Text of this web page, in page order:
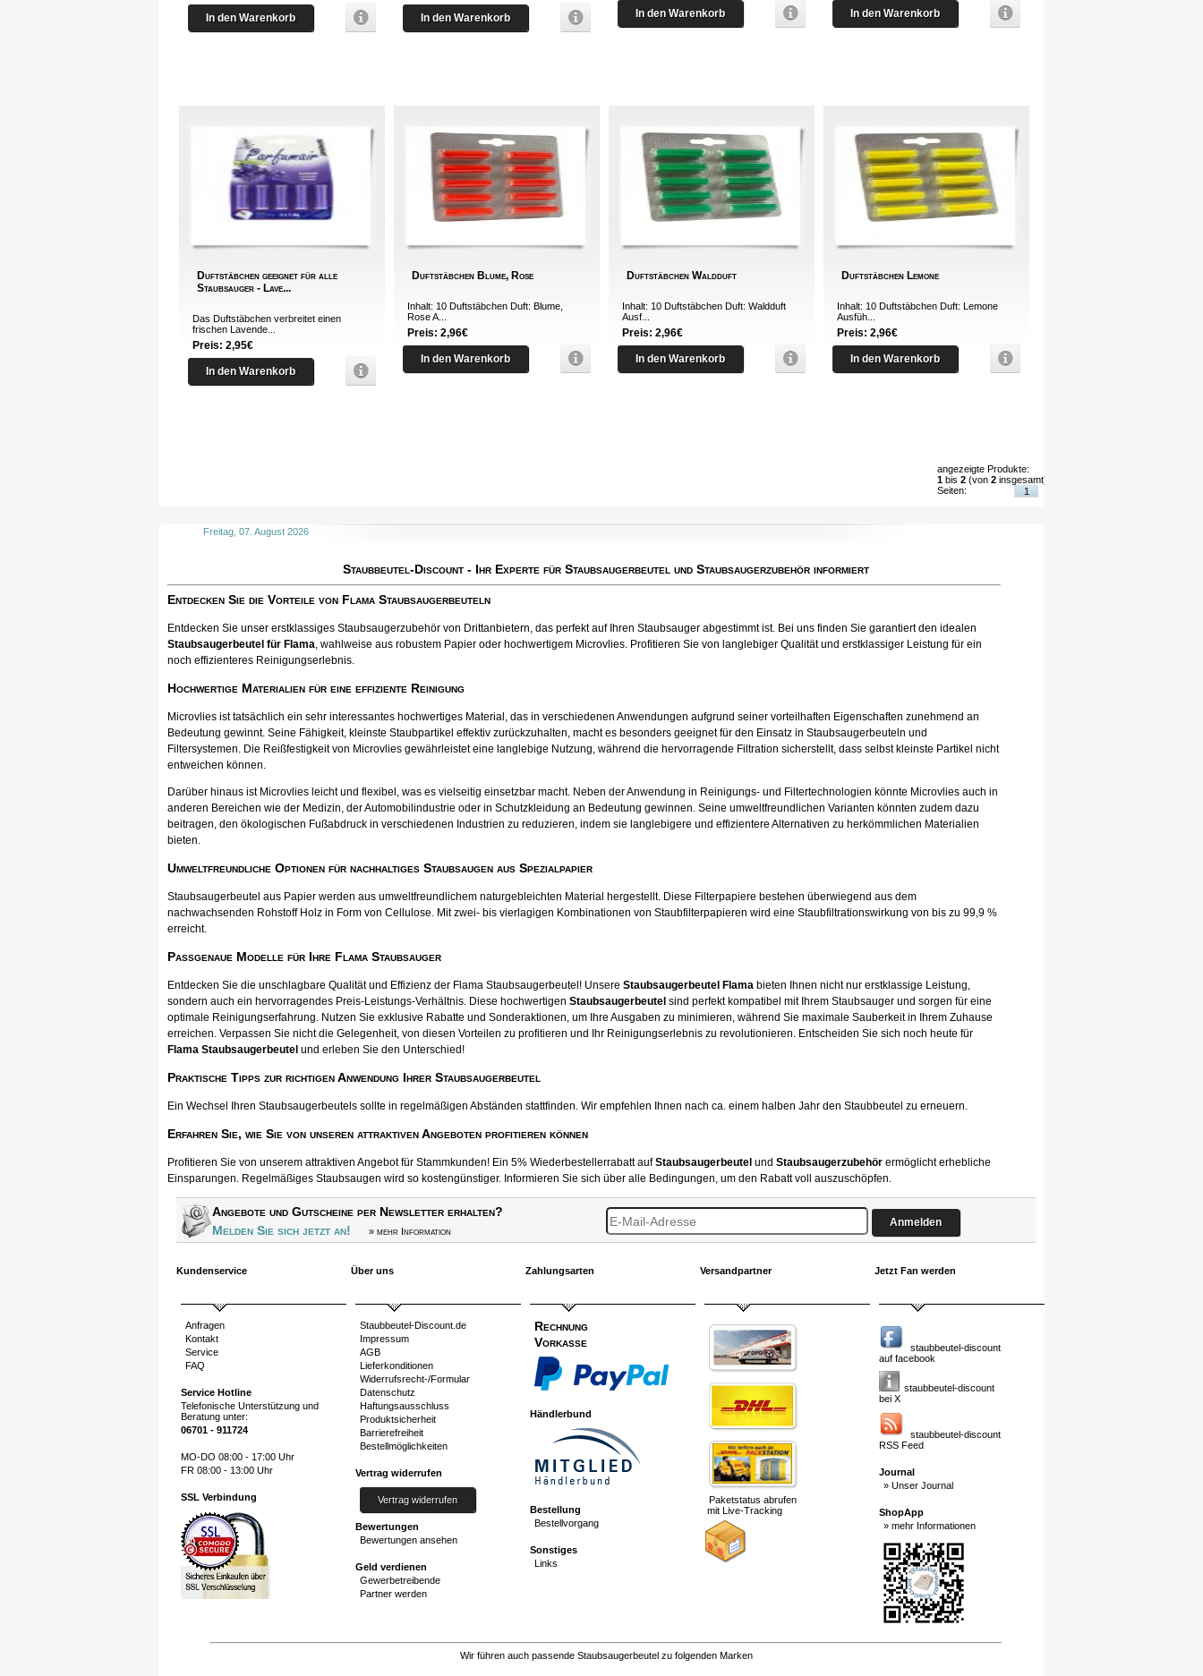
In den Warenkorb In den Warenkorb In den Warenkorb In den Warenkorb
Duftstäbchen geeignet für alle
Staubsauger - Lave...
Das Duftstäbchen verbreitet einen
frischen Lavende...
Preis: 2,95€
In den Warenkorb
Duftstäbchen Blume, Rose
Inhalt: 10 Duftstäbchen Duft: Blume,
Rose A...
Preis: 2,96€
In den Warenkorb
Duftstäbchen Waldduft
Inhalt: 10 Duftstäbchen Duft: Waldduft
Ausf...
Preis: 2,96€
In den Warenkorb
Duftstäbchen Lemone
Inhalt: 10 Duftstäbchen Duft: Lemone
Ausfüh...
Preis: 2,96€
In den Warenkorb
angezeigte Produkte:
1 bis 2 (von 2 insgesamt)
Seiten:
1
Freitag, 07. August 2026
Staubbeutel-Discount - Ihr Experte für Staubsaugerbeutel und Staubsaugerzubehör informiert
Entdecken Sie die Vorteile von Flama Staubsaugerbeuteln
Entdecken Sie unser erstklassiges Staubsaugerzubehör von Drittanbietern, das perfekt auf Ihren Staubsauger abgestimmt ist. Bei uns finden Sie garantiert den idealen
Staubsaugerbeutel für Flama, wahlweise aus robustem Papier oder hochwertigem Microvlies. Profitieren Sie von langlebiger Qualität und erstklassiger Leistung für ein
noch effizienteres Reinigungserlebnis.
Hochwertige Materialien für eine effiziente Reinigung
Microvlies ist tatsächlich ein sehr interessantes hochwertiges Material, das in verschiedenen Anwendungen aufgrund seiner vorteilhaften Eigenschaften zunehmend an
Bedeutung gewinnt. Seine Fähigkeit, kleinste Staubpartikel effektiv zurückzuhalten, macht es besonders geeignet für den Einsatz in Staubsaugerbeuteln und
Filtersystemen. Die Reißfestigkeit von Microvlies gewährleistet eine langlebige Nutzung, während die hervorragende Filtration sicherstellt, dass selbst kleinste Partikel nicht
entweichen können.
Darüber hinaus ist Microvlies leicht und flexibel, was es vielseitig einsetzbar macht. Neben der Anwendung in Reinigungs- und Filtertechnologien könnte Microvlies auch in
anderen Bereichen wie der Medizin, der Automobilindustrie oder in Schutzkleidung an Bedeutung gewinnen. Seine umweltfreundlichen Varianten könnten zudem dazu
beitragen, den ökologischen Fußabdruck in verschiedenen Industrien zu reduzieren, indem sie langlebigere und effizientere Alternativen zu herkömmlichen Materialien
bieten.
Umweltfreundliche Optionen für nachhaltiges Staubsaugen aus Spezialpapier
Staubsaugerbeutel aus Papier werden aus umweltfreundlichem naturgebleichten Material hergestellt. Diese Filterpapiere bestehen überwiegend aus dem
nachwachsenden Rohstoff Holz in Form von Cellulose. Mit zwei- bis vierlagigen Kombinationen von Staubfilterpapieren wird eine Staubfiltrationswirkung von bis zu 99,9 %
erreicht.
Passgenaue Modelle für Ihre Flama Staubsauger
Entdecken Sie die unschlagbare Qualität und Effizienz der Flama Staubsaugerbeutel! Unsere Staubsaugerbeutel Flama bieten Ihnen nicht nur erstklassige Leistung,
sondern auch ein hervorragendes Preis-Leistungs-Verhältnis. Diese hochwertigen Staubsaugerbeutel sind perfekt kompatibel mit Ihrem Staubsauger und sorgen für eine
optimale Reinigungserfahrung. Nutzen Sie exklusive Rabatte und Sonderaktionen, um Ihre Ausgaben zu minimieren, während Sie maximale Sauberkeit in Ihrem Zuhause
erreichen. Verpassen Sie nicht die Gelegenheit, von diesen Vorteilen zu profitieren und Ihr Reinigungserlebnis zu revolutionieren. Entscheiden Sie sich noch heute für
Flama Staubsaugerbeutel und erleben Sie den Unterschied!
Praktische Tipps zur richtigen Anwendung Ihrer Staubsaugerbeutel
Ein Wechsel Ihren Staubsaugerbeutels sollte in regelmäßigen Abständen stattfinden. Wir empfehlen Ihnen nach ca. einem halben Jahr den Staubbeutel zu erneuern.
Erfahren Sie, wie Sie von unseren attraktiven Angeboten profitieren können
Profitieren Sie von unserem attraktiven Angebot für Stammkunden! Ein 5% Wiederbestellerrabatt aufStaubsaugerbeutel und Staubsaugerzubehör ermöglicht erhebliche
Einsparungen. Regelmäßiges Staubsaugen wird so kostengünstiger. Informieren Sie sich über alle Bedingungen, um den Rabatt voll auszuschöpfen.
Angebote und Gutscheine per Newsletter erhalten?
Melden Sie sich jetzt an!
» mehr Information
Kundenservice
Anfragen
Kontakt
Service
FAQ
Service Hotline
Telefonische Unterstützung und
Beratung unter:
06701 - 911724
MO-DO 08:00 - 17:00 Uhr
FR 08:00 - 13:00 Uhr
SSL Verbindung
Über uns
Staubbeutel-Discount.de
Impressum
AGB
Lieferkonditionen
Widerrufsrecht-/Formular
Datenschutz
Haftungsausschluss
Produktsicherheit
Barrierefreiheit
Bestellmöglichkeiten
Vertrag widerrufen
Vertrag widerrufen
Bewertungen
Bewertungen ansehen
Geld verdienen
Gewerbetreibende
Partner werden
Zahlungsarten
Rechnung
Vorkasse
Händlerbund
Bestellung
Bestellvorgang
Sonstiges
Links
Versandpartner
Paketstatus abrufen
mit Live-Tracking
Jetzt Fan werden
staubbeutel-discount
auf facebook
staubbeutel-discount
bei X
staubbeutel-discount
RSS Feed
Journal
» Unser Journal
ShopApp
» mehr Informationen
Wir führen auch passende Staubsaugerbeutel zu folgenden Marken